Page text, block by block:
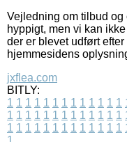
Vejledning om tilbud
hyppigt, men vi kan
der er blevet udført
hjemmesidens
jxflea.com
BITLY:
1 1 1 1 1 1 1 1 1 1 1 1 1
1 1 1 1 1 1 1 1 1 1 1 1 1
1 1 1 1 1 1 1 1 1 1 1 1 1